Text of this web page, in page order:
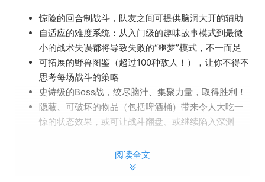
惊险的回合制战斗，队友之间可提供脑洞大开的辅助
自适应的难度系统：从入门级的趣味故事模式到最微
小的战术失误都将导致失败的“噩梦”模式，不一而足
可拓展的野兽图鉴（超过100种敌人！），让你不得不
思考每场战斗的策略
史诗级的Boss战，绞尽脑汁、集聚力量，取得胜利！
隐蔽、可破坏的物品（包括啤酒桶）带来令人大吃一
惊的状态效果，或可让战斗翻盘、或继续陷入深渊
阅读全文